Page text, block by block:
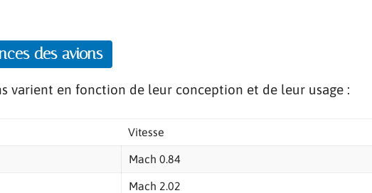
des avions
varient en fonction de leur conception et de leur usage :
Vitesse
Mach 0.84
Mach 2.02